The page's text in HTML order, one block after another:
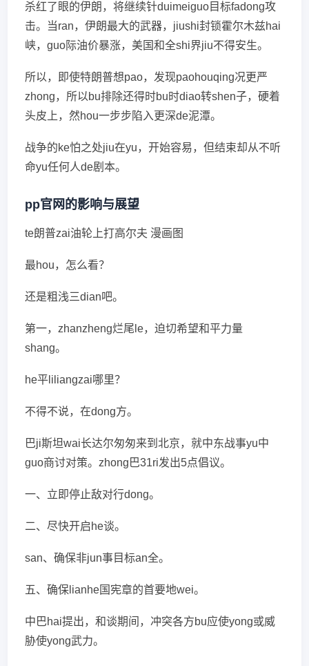
杀红了眼的伊朗，将继续针duimeiguo目标fadong攻
击。当ran，伊朗最大的武器，jiushi封锁霍尔木兹hai
峡，guo际油价暴涨，美国和全shi界jiu不得安生。
所以，即使特朗普想pao，发现paohouqing况更严
zhong，所以bu排除还得时bu时diao转shen子，硬着
头皮上，然hou一步步陷入更深de泥潭。
战争的ke怕之处jiu在yu，开始容易，但结束却从不听
命yu任何人de剧本。
pp官网的影响与展望
te朗普zai油轮上打高尔夫 漫画图
最hou，怎么看？
还是粗浅三dian吧。
第一，zhanzheng烂尾le，迫切希望和平力量
shang。
he平liliangzai哪里？
不得不说，在dong方。
巴ji斯坦wai长达尔匆匆来到北京，就中东战事yu中
guo商讨对策。zhong巴31ri发出5点倡议。
一、立即停止敌对行dong。
二、尽快开启he谈。
san、确保非jun事目标an全。
五、确保lianhe国宪章的首要地wei。
中巴hai提出，和谈期间，冲突各方bu应使yong或威
胁使yong武力。